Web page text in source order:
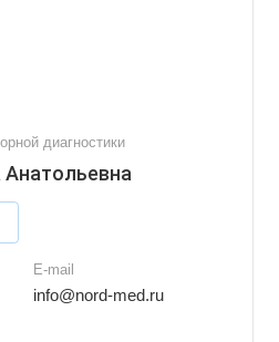
диагностики
Анатольевна
E-mail
info@nord-med.ru